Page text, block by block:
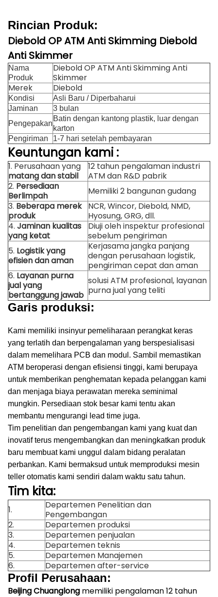
Rincian Produk:
Diebold OP ATM Anti Skimming Diebold
Anti Skimmer
Nama
Produk
Diebold OP ATM Anti Skimming Anti
Skimmer
Merek
Diebold
Kondisi
Asli Baru / Diperbaharui
Jaminan
3 bulan
Pengepakan
Batin dengan kantong plastik, luar dengan
karton
Pengiriman
1-7 hari setelah pembayaran
Keuntungan kami :
1. Perusahaan yang
matang dan stabil
12 tahun pengalaman industri
ATM dan R&D pabrik
2. Persediaan
Berlimpah
Memiliki 2 bangunan gudang
3. Beberapa merek
produk
NCR, Wincor, Diebold, NMD,
Hyosung, GRG, dll.
4. Jaminan kualitas
yang ketat
Diuji oleh inspektur profesional
sebelum pengiriman
5. Logistik yang
efisien dan aman
Kerjasama jangka panjang
dengan perusahaan logistik,
pengiriman cepat dan aman
6. Layanan purna
jual yang
bertanggung jawab
solusi ATM profesional, layanan
purna jual yang teliti
Garis produksi:
Kami memiliki insinyur pemeliharaan perangkat keras
yang terlatih dan berpengalaman yang berspesialisasi
dalam memelihara PCB dan modul. Sambil memastikan
ATM beroperasi dengan efisiensi tinggi, kami berupaya
untuk memberikan penghematan kepada pelanggan kami
dan menjaga biaya perawatan mereka seminimal
mungkin. Persediaan stok besar kami tentu akan
membantu mengurangi lead time juga.
Tim penelitian dan pengembangan kami yang kuat dan
inovatif terus mengembangkan dan meningkatkan produk
baru membuat kami unggul dalam bidang peralatan
perbankan. Kami bermaksud untuk memproduksi mesin
teller otomatis kami sendiri dalam waktu satu tahun.
Tim kita:
1.
Departemen Penelitian dan
Pengembangan
2.
Departemen produksi
3.
Departemen penjualan
4.
Departemen teknis
5.
Departemen Manajemen
6.
Departemen after-service
Profil Perusahaan:
Beijing Chuanglong memiliki pengalaman 12 tahun